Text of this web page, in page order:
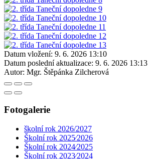
Datum vložení: 9. 6. 2026 13:10
Datum poslední aktualizace: 9. 6. 2026 13:13
Autor: Mgr. Štěpánka Zilcherová
Fotogalerie
školní rok 2026/2027
Školní rok 2025⁄2026
Školní rok 2024⁄2025
Školní rok 2023⁄2024